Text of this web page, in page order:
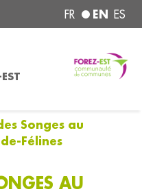
FR EN ES
Songes au
Félines
AU